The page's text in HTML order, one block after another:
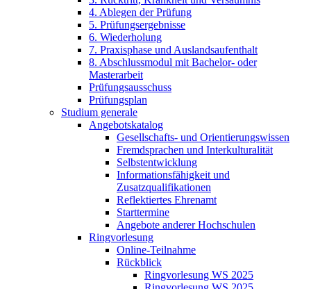
4. Ablegen der Prüfung
5. Prüfungsergebnisse
6. Wiederholung
7. Praxisphase und Auslandsaufenthalt
8. Abschlussmodul mit Bachelor- oder
Masterarbeit
Prüfungsausschuss
Prüfungsplan
Studium generale
Angebotskatalog
Gesellschafts- und Orientierungswissen
Fremdsprachen und Interkulturalität
Selbstentwicklung
Informationsfähigkeit und
Zusatzqualifikationen
Reflektiertes Ehrenamt
Starttermine
Angebote anderer Hochschulen
Ringvorlesung
Online-Teilnahme
Rückblick
Ringvorlesung WS 2025